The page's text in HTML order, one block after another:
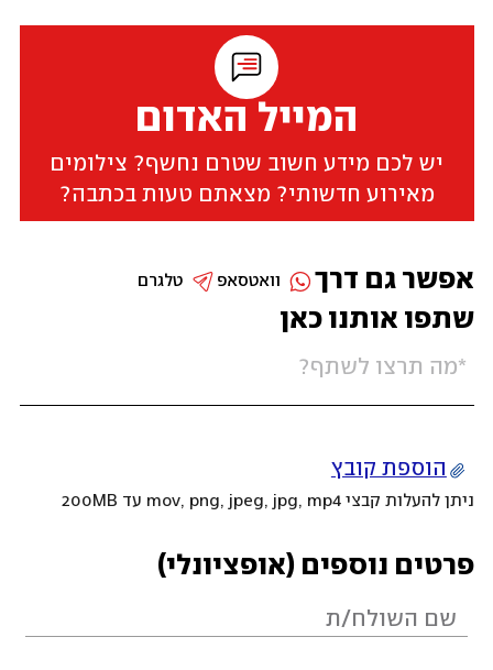
המייל האדום
יש לכם מידע חשוב שטרם נחשף? צילומים
מאירוע חדשותי? מצאתם טעות בכתבה?
שתפו אותנו כאן
הוספת קובץ
ניתן להעלות קבצי mov, png, jpeg, jpg, mp4 עד 200MB
פרטים נוספים (אופציונלי)
אפשר גם דרך טלגרם וואטסאפ